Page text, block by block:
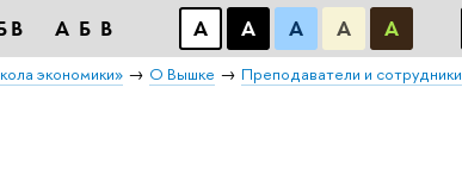
АБB А А А А А
экономики» О Вышке Преподаватели и сотрудники